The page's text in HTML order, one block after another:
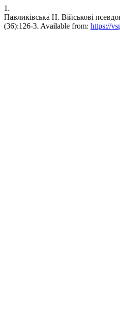
1.
Павликівська Н. Військові
(36):126-3. Available from: https://